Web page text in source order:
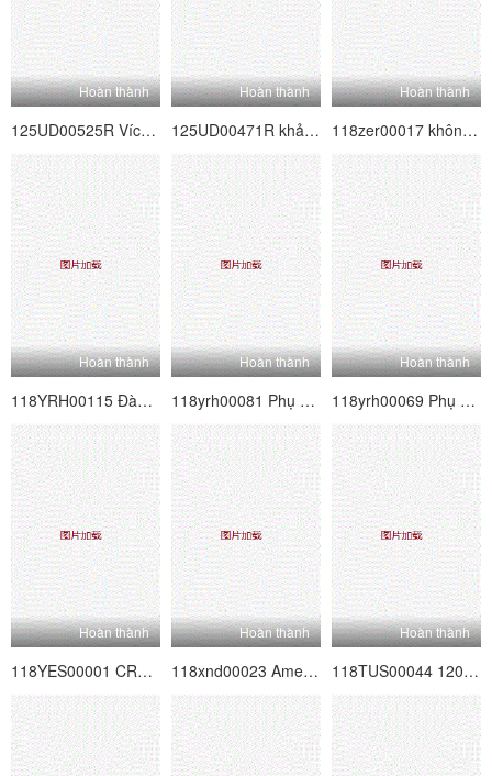
Hoàn thành
125UD00525R Vích loạn 7 người cha và mẹ kế ma quỷ
Hoàn thành
125UD00471R khảm kỹ thuật số Slut 8 tốt nhất
Hoàn thành
118zer00017 không nhiều hơn nghiệp dư, ít hơn nữ diễn viên 17 Ariki Carrera
Hoàn thành
118YRH00115 Đàm phán hoàn toàn nghiêm trọng!Nhằm mục đích cho cô gái poster nghiệp dư siêu dễ thương được đồn đại!Vol.33
Hoàn thành
118yrh00081 Phụ nữ làm việc Hunting Vol.19
Hoàn thành
118yrh00069 Phụ nữ làm việc Săn bắn Vol.16
Hoàn thành
118YES00001 CREAMPIE CHỈ ◆ Học sinh đại học nữ 01
Hoàn thành
118xnd00023 Amesque 23
Hoàn thành
118TUS00044 120% Huyền thoại thông minh mềm thật Vol.44